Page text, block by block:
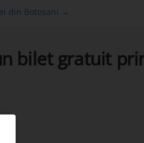
din Botoșani →
bilet gratuit